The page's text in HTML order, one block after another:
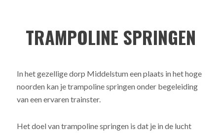
TRAMPOLINE SPRINGEN
In het gezellige dorp Middelstum een plaats in het hoge
noorden kan je trampoline springen onder begeleiding
van een ervaren trainster.
Het doel van trampoline springen is dat je in de lucht